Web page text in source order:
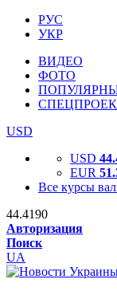
РУС
УКР
ВИДЕО
ФОТО
USD
USD
EUR
Все курсы
44.4190
Авторизация
Поиск
UA